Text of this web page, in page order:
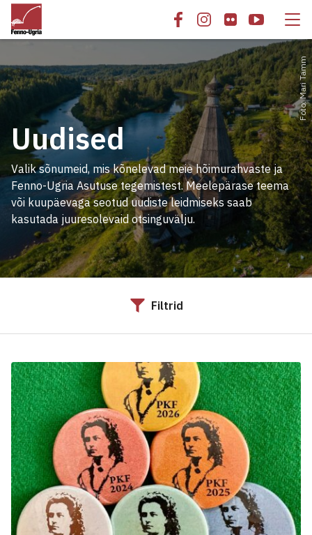
Foto: Mari Tamm
Uudised
Valik sõnumeid, mis kõnelevad meie hõimurahvaste ja
Fenno-Ugria Asutuse tegemistest. Meelepärase teema
või kuupäevaga seotud uudiste leidmiseks saab
kasutada juuresolevaid otsinguvälju.
Filtrid